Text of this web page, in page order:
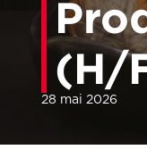
(H/
28 mai 2026